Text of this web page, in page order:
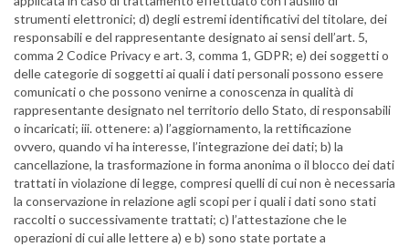
strumenti elettronici; d) degli estremi identificativi del titolare, dei
responsabili e del rappresentante designato ai sensi dell’art. 5,
comma 2 Codice Privacy e art. 3, comma 1, GDPR; e) dei soggetti o
delle categorie di soggetti ai quali i dati personali possono essere
comunicati o che possono venirne a conoscenza in qualità di
rappresentante designato nel territorio dello Stato, di responsabili
o incaricati; iii. ottenere: a) l’aggiornamento, la rettificazione
ovvero, quando vi ha interesse, l’integrazione dei dati; b) la
cancellazione, la trasformazione in forma anonima o il blocco dei dati
trattati in violazione di legge, compresi quelli di cui non è necessaria
la conservazione in relazione agli scopi per i quali i dati sono stati
raccolti o successivamente trattati; c) l’attestazione che le
operazioni di cui alle lettere a) e b) sono state portate a